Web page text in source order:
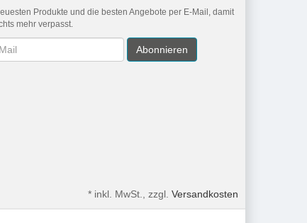
Produkte und die besten Angebote per E-Mail, damit
mehr verpasst.
Abonnieren
* inkl. MwSt., zzgl. Versandkosten